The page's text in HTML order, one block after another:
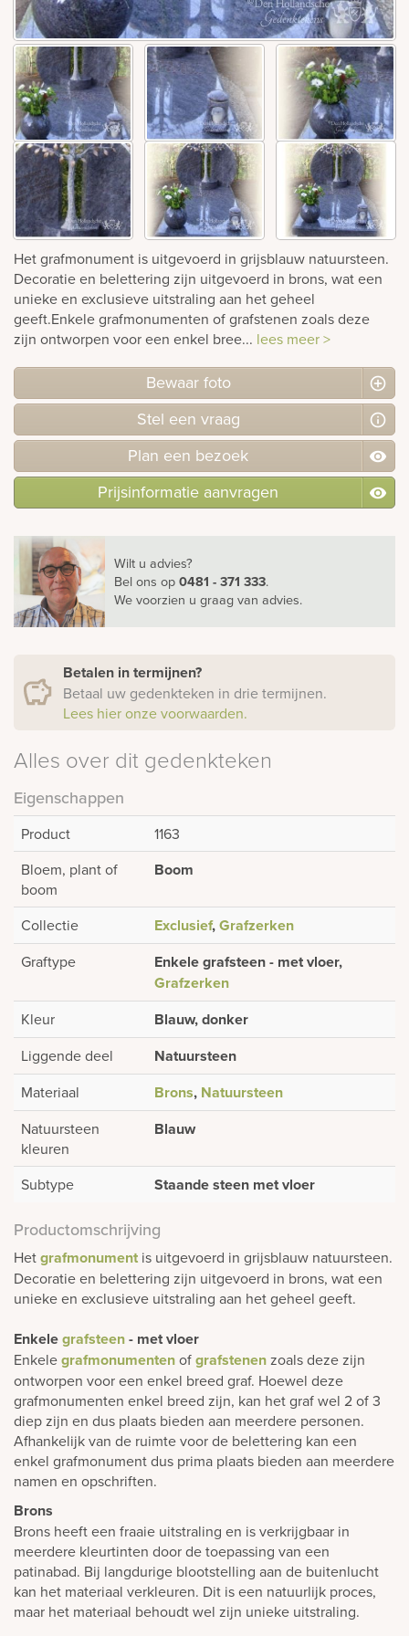
Het grafmonument is uitgevoerd in grijsblauw natuursteen.
Decoratie en belettering zijn uitgevoerd in brons, wat een
unieke en exclusieve uitstraling aan het geheel
geeft.Enkele grafmonumenten of grafstenen zoals deze
zijn ontworpen voor een enkel bree... lees meer >
Bewaar foto
Stel een vraag
Plan een bezoek
Prijsinformatie aanvragen
Wilt u advies?
Bel ons op0481 - 371 333.
We voorzien u graag van advies.
Betalen in termijnen?
Betaal uw gedenkteken in drie termijnen.
Lees hier onze voorwaarden.
Alles over dit gedenkteken
Eigenschappen
Product
1163
Bloem, plant of
boom
Boom
Collectie Exclusief,Grafzerken
Graftype
Enkele grafsteen - met vloer,
Grafzerken
Kleur Blauw, donker
Liggende deel Natuursteen
Materiaal Brons, Natuursteen
Natuursteen
kleuren
Blauw
Subtype Staande steen met vloer
Productomschrijving
Hetgrafmonument is uitgevoerd in grijsblauw natuursteen.
Decoratie en belettering zijn uitgevoerd in brons, wat een
unieke en exclusieve uitstraling aan het geheel geeft.
Enkelegrafsteen- met vloer
Enkelegrafmonumentenofgrafstenenzoals deze zijn
ontworpen voor een enkel breed graf. Hoewel deze
grafmonumenten enkel breed zijn, kan het graf wel 2 of 3
diep zijn en dus plaats bieden aan meerdere personen.
Afhankelijk van de ruimte voor de belettering kan een
enkel grafmonument dus prima plaats bieden aan meerdere
namen en opschriften.
Brons
Brons heeft een fraaie uitstraling en is verkrijgbaar in
meerdere kleurtinten door de toepassing van een
patinabad. Bij langdurige blootstelling aan de buitenlucht
kan het materiaal verkleuren. Dit is een natuurlijk proces,
maar het materiaal behoudt wel zijn unieke uitstraling.